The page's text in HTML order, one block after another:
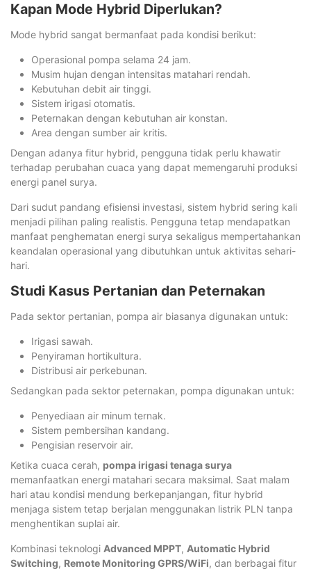
Kapan Mode Hybrid Diperlukan?
Mode hybrid sangat bermanfaat pada kondisi berikut:
Operasional pompa selama 24 jam.
Musim hujan dengan intensitas matahari rendah.
Kebutuhan debit air tinggi.
Sistem irigasi otomatis.
Peternakan dengan kebutuhan air konstan.
Area dengan sumber air kritis.
Dengan adanya fitur hybrid, pengguna tidak perlu khawatir
terhadap perubahan cuaca yang dapat memengaruhi produksi
energi panel surya.
Dari sudut pandang efisiensi investasi, sistem hybrid sering kali
menjadi pilihan paling realistis. Pengguna tetap mendapatkan
manfaat penghematan energi surya sekaligus mempertahankan
keandalan operasional yang dibutuhkan untuk aktivitas sehari-
hari.
Studi Kasus Pertanian dan Peternakan
Pada sektor pertanian, pompa air biasanya digunakan untuk:
Irigasi sawah.
Penyiraman hortikultura.
Distribusi air perkebunan.
Sedangkan pada sektor peternakan, pompa digunakan untuk:
Penyediaan air minum ternak.
Sistem pembersihan kandang.
Pengisian reservoir air.
Ketika cuaca cerah, pompa irigasi tenaga surya
memanfaatkan energi matahari secara maksimal. Saat malam
hari atau kondisi mendung berkepanjangan, fitur hybrid
menjaga sistem tetap berjalan menggunakan listrik PLN tanpa
menghentikan suplai air.
Kombinasi teknologi Advanced MPPT, Automatic Hybrid
Switching, Remote Monitoring GPRS/WiFi, dan berbagai fitur